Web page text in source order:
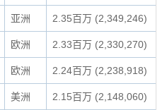
亚洲 2.35百万 (2,349,246)
欧洲 2.33百万 (2,330,270)
欧洲 2.24百万 (2,238,918)
美洲 2.15百万 (2,148,060)